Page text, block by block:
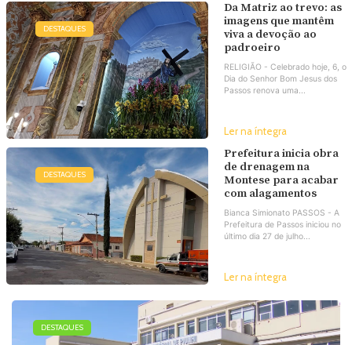
DESTAQUES
Da Matriz ao trevo: as
imagens que mantêm
viva a devoção ao
padroeiro
RELIGIÃO - Celebrado hoje, 6, o
Dia do Senhor Bom Jesus dos
Passos renova uma...
Ler na íntegra
DESTAQUES
Prefeitura inicia obra
de drenagem na
Montese para acabar
com alagamentos
Bianca Simionato PASSOS - A
Prefeitura de Passos iniciou no
último dia 27 de julho...
Ler na íntegra
DESTAQUES